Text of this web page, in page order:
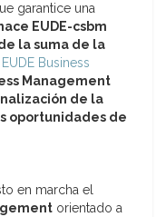
garantice una
EUDE-csbm
la suma de la
EUDE Business
Management
de la
oportunidades de
en marcha el
orientado a